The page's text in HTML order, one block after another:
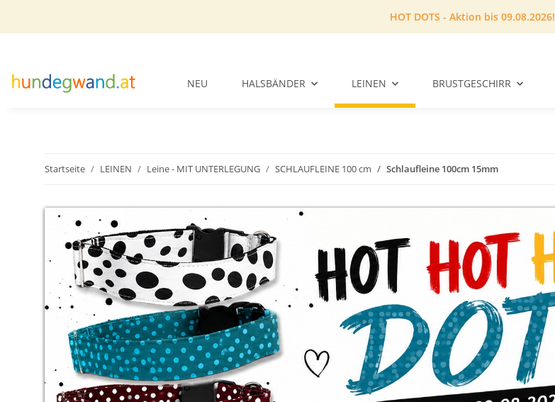
HOT DOTS - Aktion bis 09.08.2026!
NEU HALSBÄNDER LEINEN BRUSTGESCHIRR
Startseite LEINEN Leine - MIT UNTERLEGUNG SCHLAUFLEINE 100 cm Schlaufleine 100cm 15mm